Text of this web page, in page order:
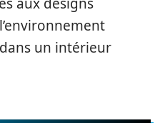
un intérieur